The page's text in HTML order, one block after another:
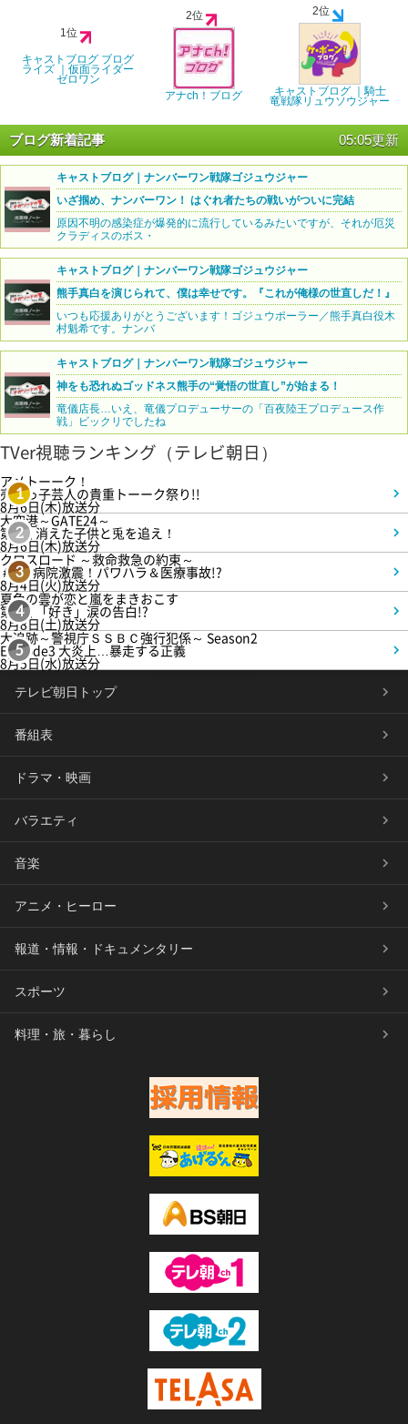
1位
キャストブログ ブログ
ライズ ｜仮面ライダー
ゼロワン
2位
アナch！ブログ
2位
キャストブログ ｜騎士
竜戦隊リュウソウジャー
ブログ新着記事 05:05更新
キャストブログ｜ナンバーワン戦隊ゴジュウジャー
いざ掴め、ナンバーワン！ はぐれ者たちの戦いがついに完結
原因不明の感染症が爆発的に流行しているみたいですが、それが厄災
クラディスのボス・
キャストブログ｜ナンバーワン戦隊ゴジュウジャー
熊手真白を演じられて、僕は幸せです。『これが俺様の世直しだ！』
いつも応援ありがとうございます！ゴジュウポーラー／熊手真白役木
村魁希です。ナンバ
キャストブログ｜ナンバーワン戦隊ゴジュウジャー
神をも恐れぬゴッドネス熊手の“覚悟の世直し”が始まる！
竜儀店長…いえ、竜儀プロデューサーの「百夜陸王プロデュース作
戦」ビックリでしたね
TVer視聴ランキング（テレビ朝日）
1
アメトーーク！
売れっ子芸人の貴重トーーク祭り!!
8月6日(木)放送分
2
大空港～GATE24～
第3話 消えた子供と兎を追え！
8月6日(木)放送分
3
クロスロード ～救命救急の約束～
＃5 病院激震！パワハラ＆医療事故!?
8月4日(火)放送分
4
夏色の雲が恋と嵐をまきおこす
第5話 「好き」涙の告白!?
8月8日(土)放送分
5
大追跡～警視庁ＳＳＢＣ強行犯係～ Season2
Episode3 大炎上…暴走する正義
8月5日(水)放送分
テレビ朝日トップ
番組表
ドラマ・映画
バラエティ
音楽
アニメ・ヒーロー
報道・情報・ドキュメンタリー
スポーツ
料理・旅・暮らし